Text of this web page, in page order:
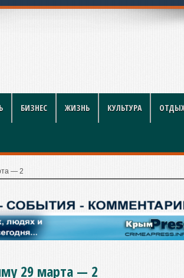
БИЗНЕС ЖИЗНЬ КУЛЬТУРА
— 2
29 марта — 2